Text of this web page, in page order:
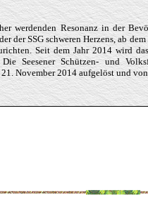
werdenden Resonanz in der
der SSG schweren Herzens, ab
Seit dem Jahr 2014 wird
Seesener Schützen- und
November 2014 aufgelöst und